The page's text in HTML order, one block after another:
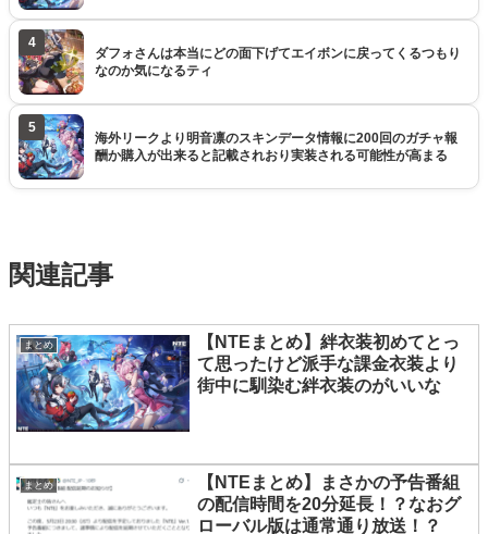
4
ダフォさんは本当にどの面下げてエイボンに戻ってくるつもり
なのか気になるティ
5
海外リークより明音凛のスキンデータ情報に200回のガチャ報
酬か購入が出来ると記載されおり実装される可能性が高まる
関連記事
まとめ
【NTEまとめ】絆衣装初めてとっ
て思ったけど派手な課金衣装より
街中に馴染む絆衣装のがいいな
まとめ
【NTEまとめ】まさかの予告番組
の配信時間を20分延長！？なおグ
ローバル版は通常通り放送！？